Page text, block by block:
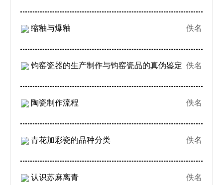
缩釉与爆釉 佚名
钧窑瓷器的生产制作与钧窑瓷品的真伪鉴定 佚名
陶瓷制作流程 佚名
青花加彩瓷的品种分类 佚名
认识苏麻离青 佚名